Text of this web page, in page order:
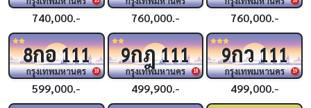
740,000.- 760,000.- 760,000.-
18
8กอ111
กรุงเทพมหานคร
599,000.-
18
9กฎ111
กรุงเทพมหานคร
499,900.-
19
9กว111
กรุงเทพมหานคร
499,000.-